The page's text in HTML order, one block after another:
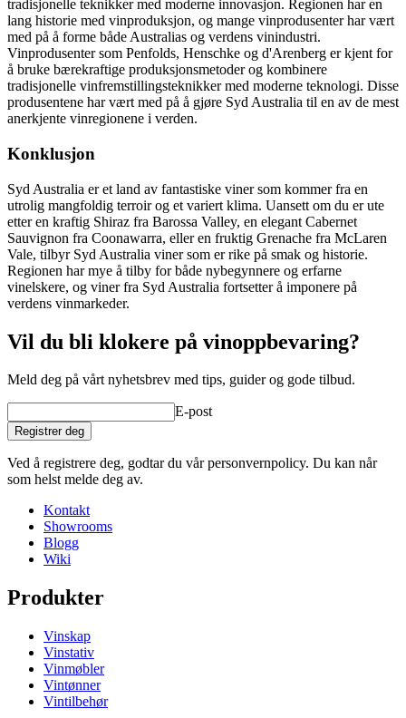
tradisjonelle teknikker med moderne innovasjon. Regionen har en
lang historie med vinproduksjon, og mange vinprodusenter har vært
med på å forme både Australias og verdens vinindustri.
Vinprodusenter som Penfolds, Henschke og d'Arenberg er kjent for
å bruke bærekraftige produksjonsmetoder og kombinere
tradisjonelle vinfremstillingsteknikker med moderne teknologi. Disse
produsentene har vært med på å gjøre Syd Australia til en av de mest
anerkjente vinregionene i verden.
Konklusjon
Syd Australia er et land av fantastiske viner som kommer fra en
utrolig mangfoldig terroir og et variert klima. Uansett om du er ute
etter en kraftig Shiraz fra Barossa Valley, en elegant Cabernet
Sauvignon fra Coonawarra, eller en fruktig Grenache fra McLaren
Vale, tilbyr Syd Australia viner som er rike på smak og historie.
Regionen har mye å tilby for både nybegynnere og erfarne
vinelskere, og viner fra Syd Australia fortsetter å imponere på
verdens vinmarkeder.
Vil du bli klokere på vinoppbevaring?
Meld deg på vårt nyhetsbrev med tips, guider og gode tilbud.
E-post
Registrer deg
Ved å registrere deg, godtar du vår personvernpolicy. Du kan når
som helst melde deg av.
Kontakt
Showrooms
Blogg
Wiki
Produkter
Vinskap
Vinstativ
Vinmøbler
Vintønner
Vintilbehør